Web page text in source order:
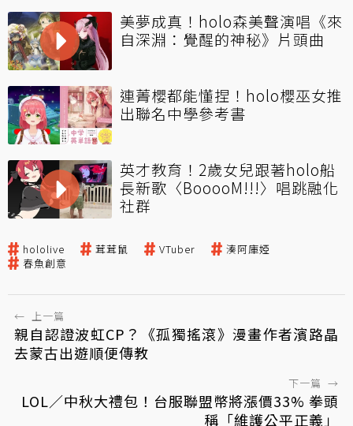
美夢成真！holo森美聲演唱《來
自深淵：覺醒的神秘》片頭曲
連菁櫻都能懂捏！holo櫻巫女推
出聯名中學參考書
英才教育！2歲女兒跟著holo船
長新歌〈BooooM!!!〉唱跳融化
社群
hololive 茸茸鼠 VTuber
湊阿庫婭
春魚創意
← 上一篇
親自認證波虹CP？《孤獨搖滾》漫畫作者濱路晶
去蒙古出遊順便傳教
下一篇 →
LOL／中秋大禮包！台服聯盟幣將漲價33% 拳頭
稱「維護公平正義」